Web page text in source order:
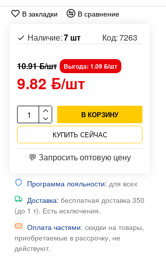
9.82 ƃ/шт
10.91 ƃ/шт Выгода: 1.09 ƃ/шт
Наличие:7 шт Код:7263
В КОРЗИНУ
КУПИТЬ СЕЙЧАС
В закладки В сравнение
💬 Запросить оптовую цену
Программа лояльности: для всех
Доставка: бесплатная доставка 350
(до 1 т). Есть исключения.
Оплата частями: скидки на товары,
приобретаемые в рассрочку, не
действуют.